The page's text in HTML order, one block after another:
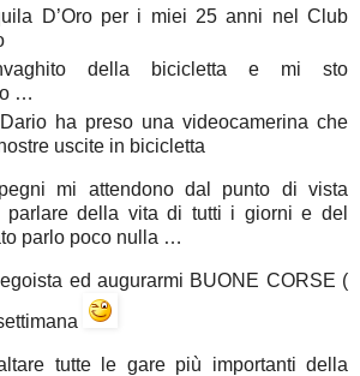
D’Oro per i miei 25 anni nel Club
della bicicletta e mi sto
…
ha preso una videocamerina che
uscite in bicicletta
mi attendono dal punto di vista
della vita di tutti i giorni e del
parlo poco nulla …
ed augurarmi BUONE CORSE (
tutte le gare più importanti della